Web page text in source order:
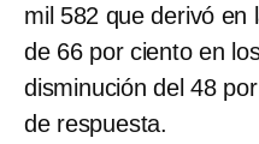
mil 582 que derivó en
de 66 por ciento en
disminución del 48
de respuesta.